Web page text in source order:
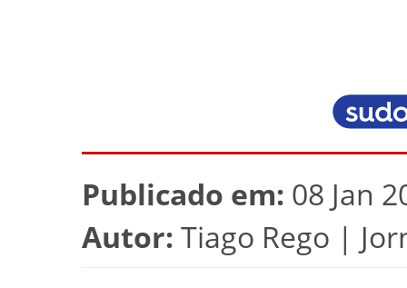
Publicado em: 08 Jan
Autor: Tiago Rego |